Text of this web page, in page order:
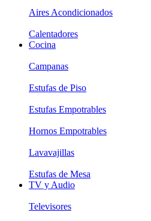
Aires Acondicionados
Calentadores
Cocina
Campanas
Estufas de Piso
Estufas Empotrables
Hornos Empotrables
Lavavajillas
Estufas de Mesa
TV y Audio
Televisores